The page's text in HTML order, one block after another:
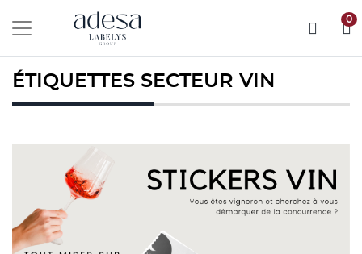
0
ÉTIQUETTES SECTEUR VIN